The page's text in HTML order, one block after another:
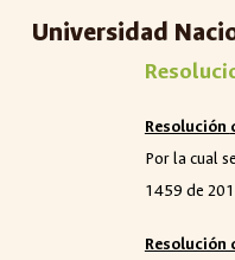
Universidad
Resolución
Por la cual
1459 de
Resolución